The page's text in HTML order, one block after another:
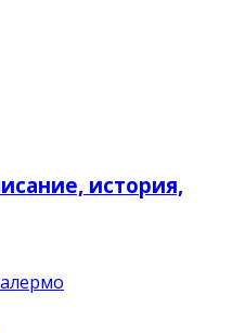
история,